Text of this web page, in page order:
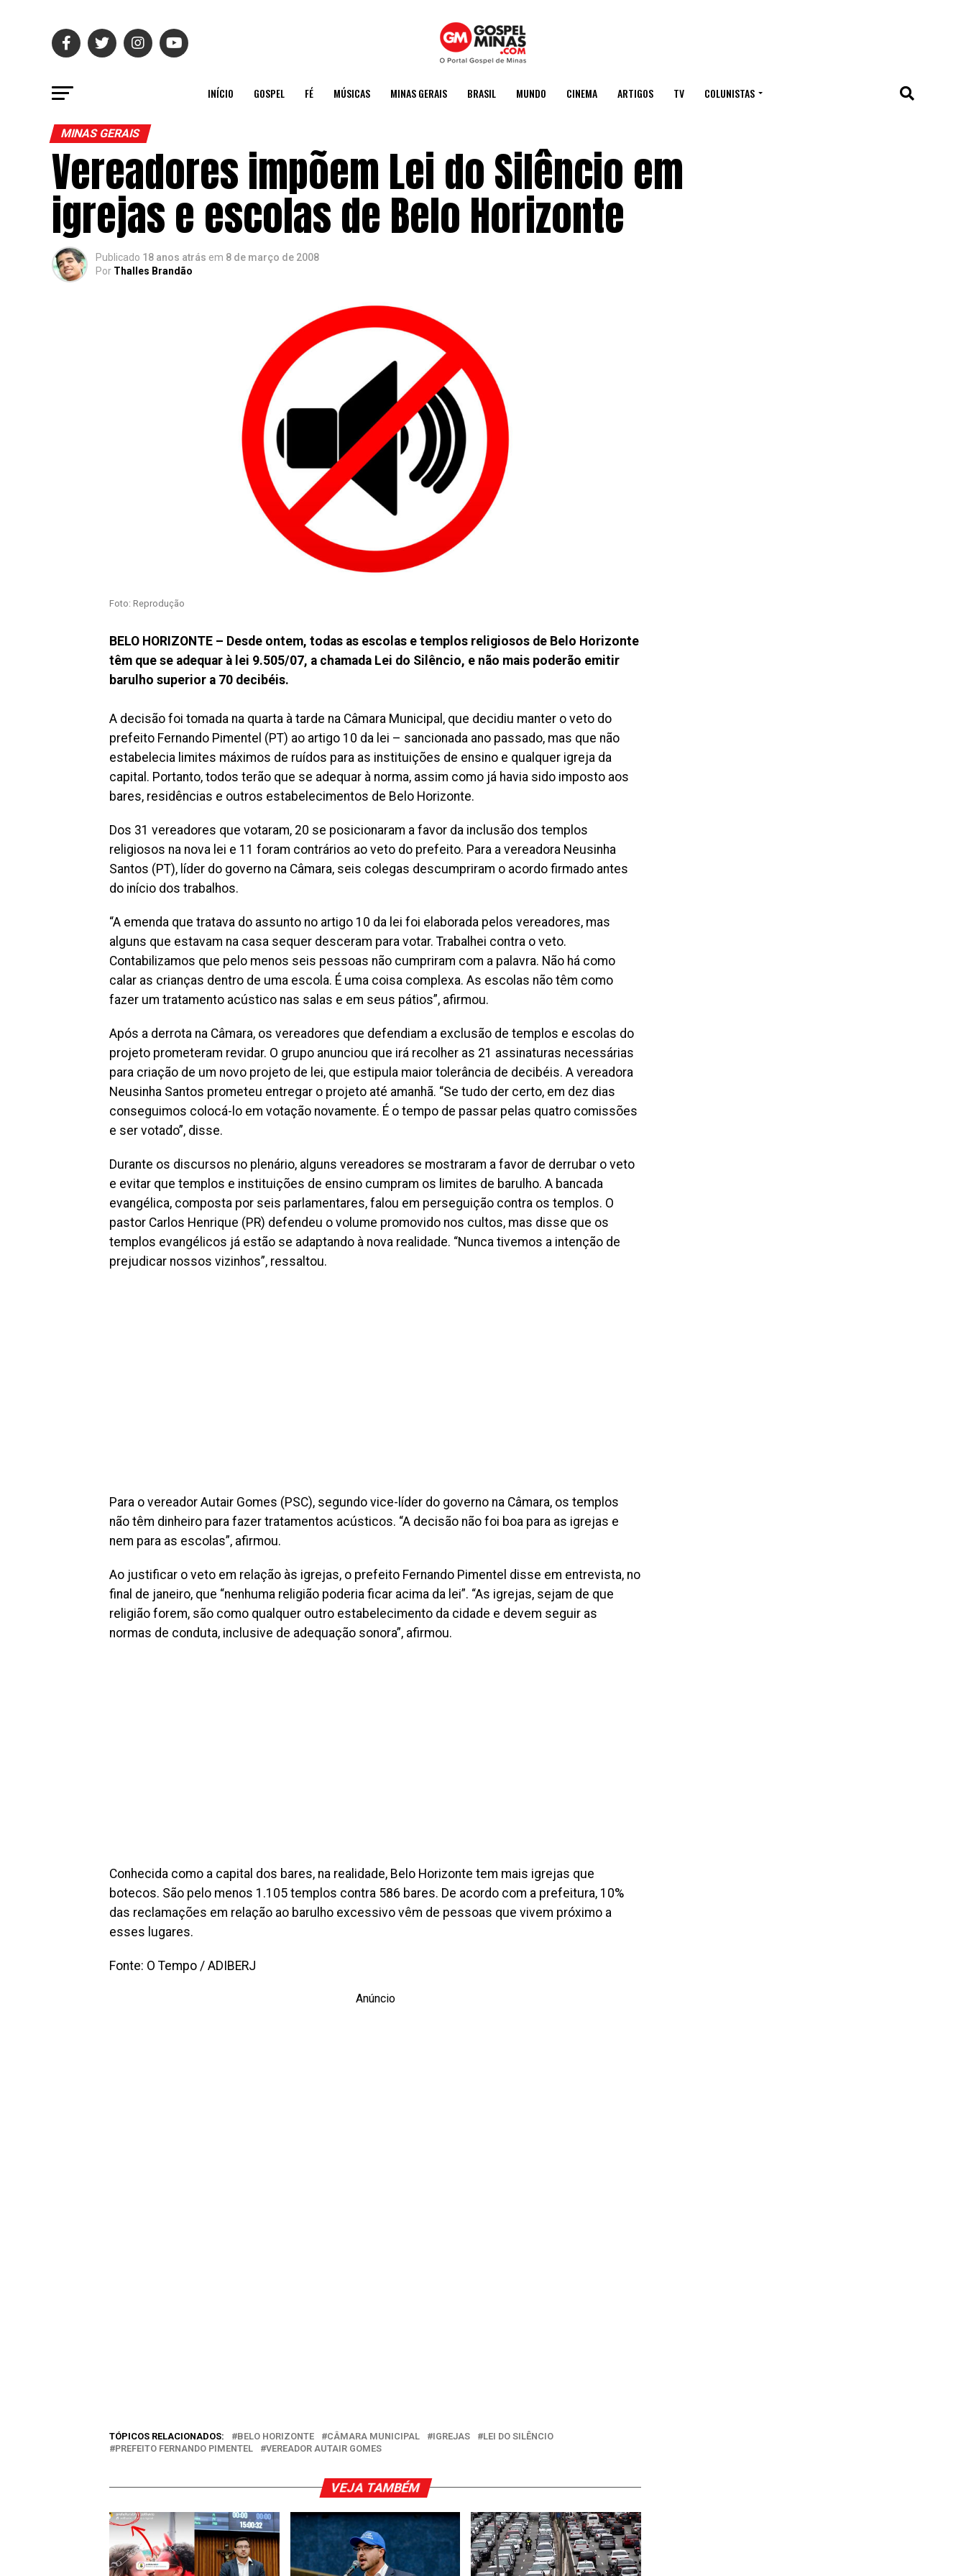
INÍCIO GOSPEL FÉ MÚSICAS MINAS GERAIS BRASIL MUNDO CINEMA ARTIGOS TV COLUNISTAS
MINAS GERAIS
Vereadores impõem Lei do Silêncio em
igrejas e escolas de Belo Horizonte
Publicado 18 anos atrás em 8 de março de 2008
Por Thalles Brandão
Foto: Reprodução
BELO HORIZONTE – Desde ontem, todas as escolas e templos religiosos de Belo Horizonte
têm que se adequar à lei 9.505/07, a chamada Lei do Silêncio, e não mais poderão emitir
barulho superior a 70 decibéis.
A decisão foi tomada na quarta à tarde na Câmara Municipal, que decidiu manter o veto do
prefeito Fernando Pimentel (PT) ao artigo 10 da lei – sancionada ano passado, mas que não
estabelecia limites máximos de ruídos para as instituições de ensino e qualquer igreja da
capital. Portanto, todos terão que se adequar à norma, assim como já havia sido imposto aos
bares, residências e outros estabelecimentos de Belo Horizonte.
Dos 31 vereadores que votaram, 20 se posicionaram a favor da inclusão dos templos
religiosos na nova lei e 11 foram contrários ao veto do prefeito. Para a vereadora Neusinha
Santos (PT), líder do governo na Câmara, seis colegas descumpriram o acordo firmado antes
do início dos trabalhos.
“A emenda que tratava do assunto no artigo 10 da lei foi elaborada pelos vereadores, mas
alguns que estavam na casa sequer desceram para votar. Trabalhei contra o veto.
Contabilizamos que pelo menos seis pessoas não cumpriram com a palavra. Não há como
calar as crianças dentro de uma escola. É uma coisa complexa. As escolas não têm como
fazer um tratamento acústico nas salas e em seus pátios”, afirmou.
Após a derrota na Câmara, os vereadores que defendiam a exclusão de templos e escolas do
projeto prometeram revidar. O grupo anunciou que irá recolher as 21 assinaturas necessárias
para criação de um novo projeto de lei, que estipula maior tolerância de decibéis. A vereadora
Neusinha Santos prometeu entregar o projeto até amanhã. “Se tudo der certo, em dez dias
conseguimos colocá-lo em votação novamente. É o tempo de passar pelas quatro comissões
e ser votado”, disse.
Durante os discursos no plenário, alguns vereadores se mostraram a favor de derrubar o veto
e evitar que templos e instituições de ensino cumpram os limites de barulho. A bancada
evangélica, composta por seis parlamentares, falou em perseguição contra os templos. O
pastor Carlos Henrique (PR) defendeu o volume promovido nos cultos, mas disse que os
templos evangélicos já estão se adaptando à nova realidade. “Nunca tivemos a intenção de
prejudicar nossos vizinhos”, ressaltou.
Para o vereador Autair Gomes (PSC), segundo vice-líder do governo na Câmara, os templos
não têm dinheiro para fazer tratamentos acústicos. “A decisão não foi boa para as igrejas e
nem para as escolas”, afirmou.
Ao justificar o veto em relação às igrejas, o prefeito Fernando Pimentel disse em entrevista, no
final de janeiro, que “nenhuma religião poderia ficar acima da lei”. “As igrejas, sejam de que
religião forem, são como qualquer outro estabelecimento da cidade e devem seguir as
normas de conduta, inclusive de adequação sonora”, afirmou.
Conhecida como a capital dos bares, na realidade, Belo Horizonte tem mais igrejas que
botecos. São pelo menos 1.105 templos contra 586 bares. De acordo com a prefeitura, 10%
das reclamações em relação ao barulho excessivo vêm de pessoas que vivem próximo a
esses lugares.
Fonte: O Tempo / ADIBERJ
Anúncio
TÓPICOS RELACIONADOS: BELO HORIZONTE CÂMARA MUNICIPAL IGREJAS
LEI DO SILÊNCIO
PREFEITO FERNANDO PIMENTEL
VEREADOR AUTAIR GOMES
VEJA TAMBÉM